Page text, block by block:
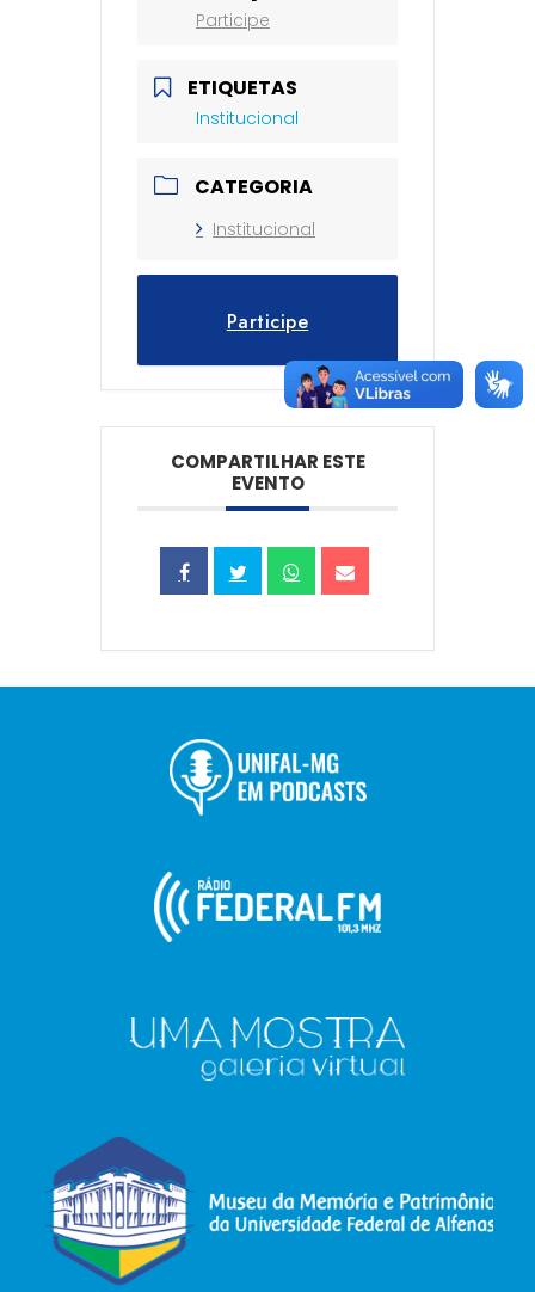
Participe
ETIQUETAS
Institucional
CATEGORIA
Institucional
Participe
COMPARTILHAR ESTE
EVENTO